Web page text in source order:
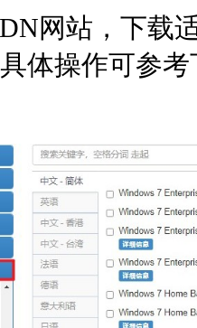
网站，下载
体操作可参